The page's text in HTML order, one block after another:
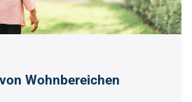
Wohnbereichen